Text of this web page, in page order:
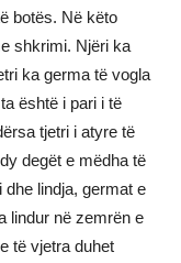
botës. Në këto
shkrimi. Njëri ka
ka germa të vogla
është i pari i të
tjetri i atyre të
degët e mëdha të
lindja, germat e
lindur në zemrën e
të vjetra duhet